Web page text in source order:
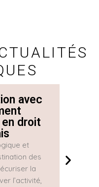
avec
droit
et
des
la
l’activité,